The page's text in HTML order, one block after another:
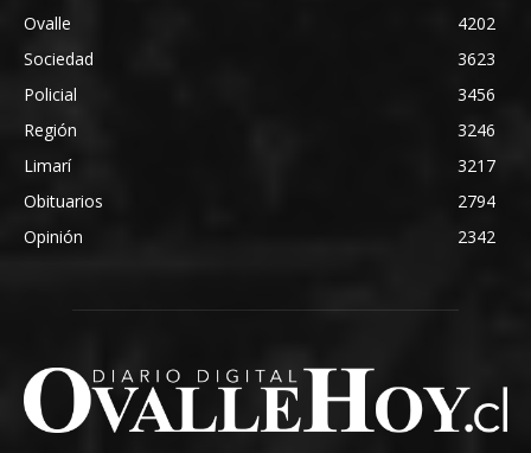
Ovalle
4202
Sociedad
3623
Policial
3456
Región
3246
Limarí
3217
Obituarios
2794
Opinión
2342